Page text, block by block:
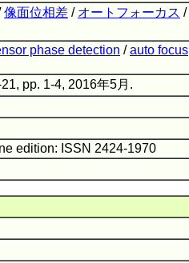
像面位相差 / オートフォーカス /
phase detection /auto focus
pp. 1-4, 2016年5月.
edition: ISSN 2424-1970